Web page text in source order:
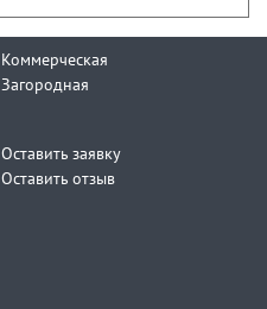
Коммерческая
Загородная
Оставить заявку
Оставить отзыв